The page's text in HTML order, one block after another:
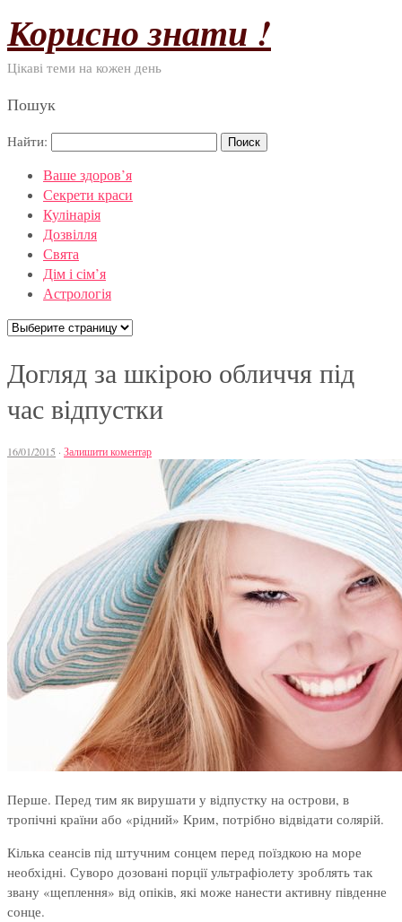
Корисно знати !
Цікаві теми на кожен день
Пошук
Найти:
Ваше здоров’я
Секрети краси
Кулінарія
Дозвілля
Свята
Дім і сім’я
Астрологія
Догляд за шкірою обличчя під
час відпустки
16/01/2015 · Залишити коментар
Перше. Перед тим як вирушати у відпустку на острови, в
тропічні країни або «рідний» Крим, потрібно відвідати солярій.
Кілька сеансів під штучним сонцем перед поїздкою на море
необхідні. Суворо дозовані порції ультрафіолету зроблять так
звану «щеплення» від опіків, які може нанести активну південне
сонце.